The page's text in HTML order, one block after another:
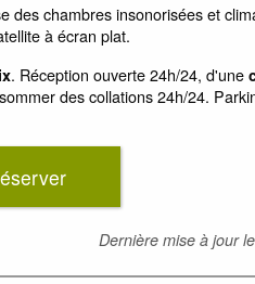
des chambres insonorisées et
à écran plat.
. Réception ouverte 24h/24, d'une
des collations 24h/24.
Dernière mise à jour